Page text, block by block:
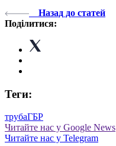
Назад до статей
Поділитися:
Теги:
трубаГБР
Читайте нас у Google News
Читайте нас у Telegram